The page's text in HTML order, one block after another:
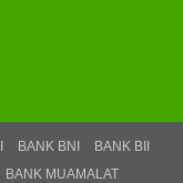
BANK BNI
BANK BII
BANK MUAMALAT